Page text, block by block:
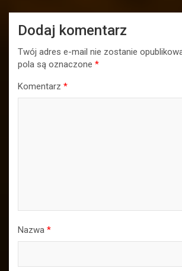
Dodaj komentarz
Twój adres e-mail nie zostanie
pola są oznaczone *
Komentarz *
Nazwa *